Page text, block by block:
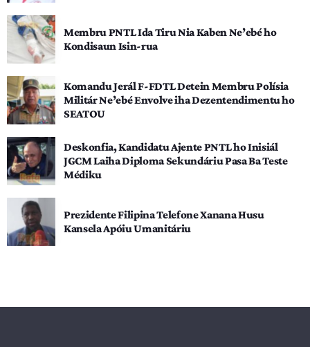
Membru PNTL Ida Tiru Nia Kaben Ne’ebé ho
Kondisaun Isin-rua
Komandu Jerál F-FDTL Detein Membru Polísia
Militár Ne’ebé Envolve iha Dezentendimentu ho
SEATOU
Deskonfia, Kandidatu Ajente PNTL ho Inisiál
JGCM Laiha Diploma Sekundáriu Pasa Ba Teste
Médiku
Prezidente Filipina Telefone Xanana Husu
Kansela Apóiu Umanitáriu